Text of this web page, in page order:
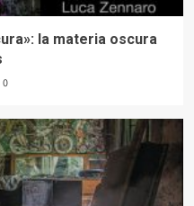
la materia oscura
0